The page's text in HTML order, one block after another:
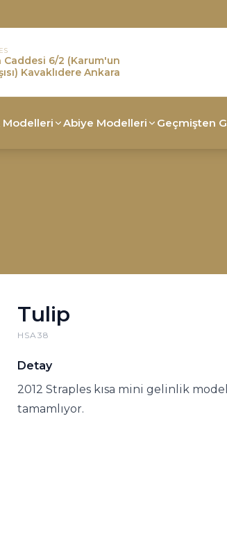
Caddesi 6/2 (Karum'un
Kavaklıdere Ankara
Modelleri Abiye Modelleri Geçmişten
Tulip
HSA38
Detay
2012 Straples kısa mini gelinlik
tamamlıyor.